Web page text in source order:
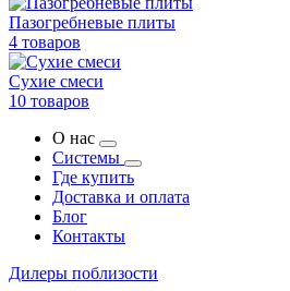
Пазогребневые плиты
4 товаров
Сухие смеси
10 товаров
О нас
Системы
Где купить
Доставка и оплата
Блог
Контакты
Дилеры поблизости